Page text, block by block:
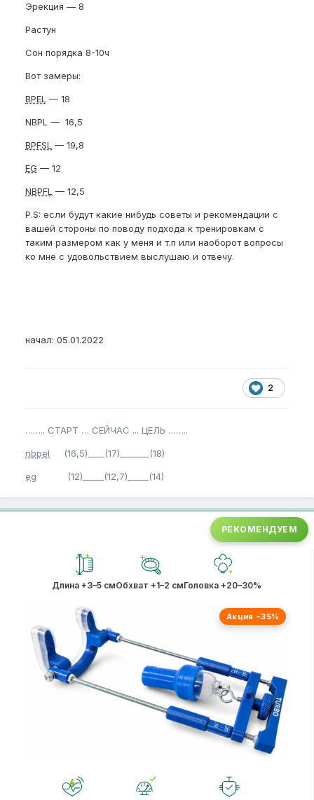
Эрекция — 8
Растун
Сон порядка 8-10ч
Вот замеры:
BPEL — 18
NBPL — 16,5
BPFSL — 19,8
EG — 12
NBPFL — 12,5
P.S: если будут какие нибудь советы и рекомендации с
вашей стороны по поводу подхода к тренировкам с
таким размером как у меня и т.п или наоборот вопросы
ко мне с удовольствием выслушаю и отвечу.
начал: 05.01.2022
2
…….. СТАРТ … СЕЙЧАС ... ЦЕЛЬ ……..
nbpel (16,5)____(17)_______(18)
eg (12)_____(12,7)_____(14)
РЕКОМЕНДУЕМ
Длина +3–5 смОбхват +1–2 смГоловка +20–30%
Акция −35%